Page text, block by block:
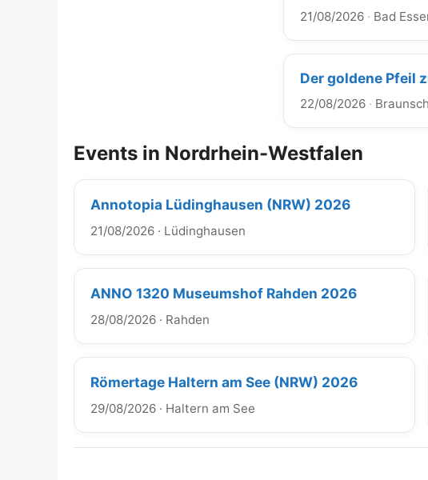
21/08/2026 · Bad
Der goldene Pfeil
22/08/2026 ·
Events in Nordrhein-Westfalen
Annotopia Lüdinghausen (NRW) 2026
21/08/2026 · Lüdinghausen
ANNO 1320 Museumshof Rahden 2026
28/08/2026 · Rahden
Römertage Haltern am See (NRW) 2026
29/08/2026 · Haltern am See